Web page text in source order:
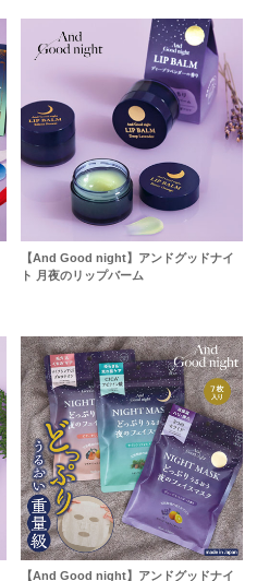
【And Good night】アンドグッドナイ
ト 月夜のリップバーム
【And Good night】アンドグッドナイ